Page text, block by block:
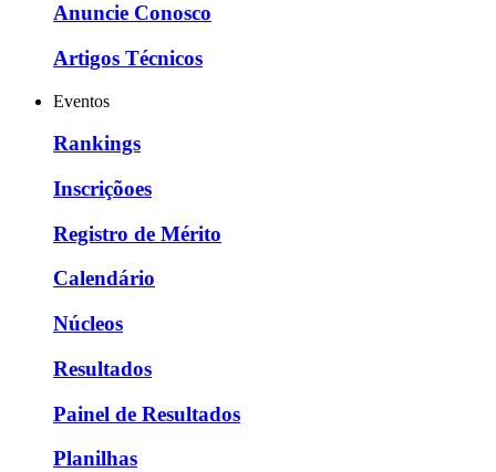
Anuncie Conosco
Artigos Técnicos
Eventos
Rankings
Inscriçõoes
Registro de Mérito
Calendário
Núcleos
Resultados
Painel de Resultados
Planilhas